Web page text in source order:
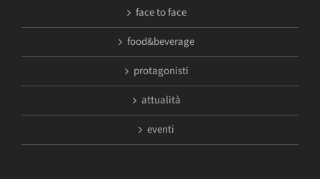
face to face
food&beverage
protagonisti
attualità
eventi